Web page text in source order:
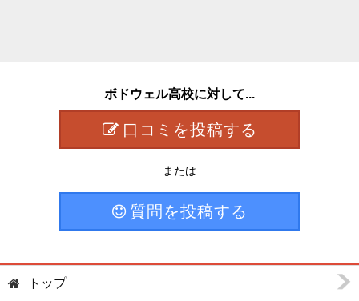
ボドウェル高校に対して...
口コミを投稿する
または
質問を投稿する
トップ